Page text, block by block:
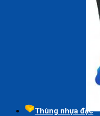
Thùng nhựa đặc